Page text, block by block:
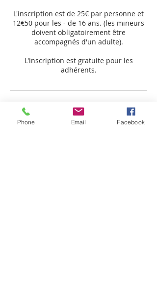
L'inscription est de 25€ par personne et
12€50 pour les - de 16 ans. (les mineurs
doivent obligatoirement être
accompagnés d'un adulte).
L'inscription est gratuite pour les
adhérents.
Séances à venir
Phone Email Facebook